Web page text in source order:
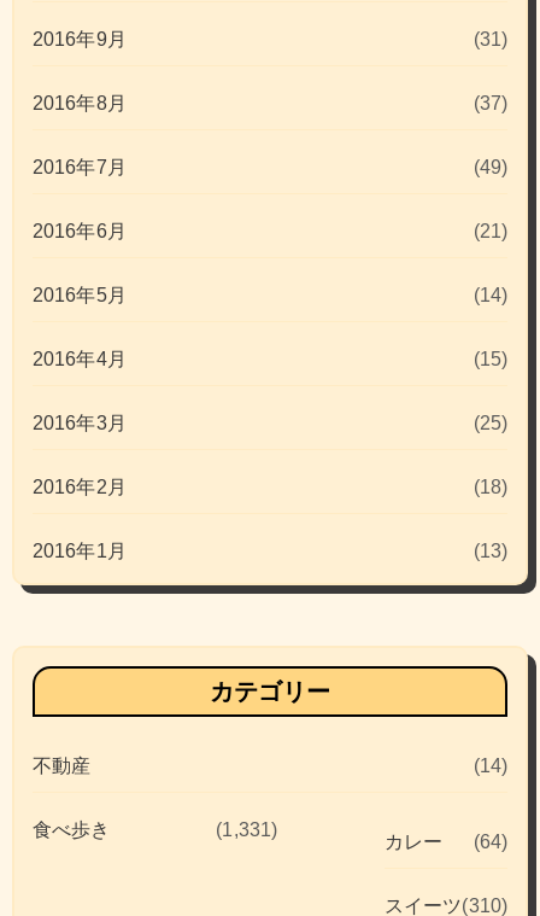
2016年9月 (31)
2016年8月 (37)
2016年7月 (49)
2016年6月 (21)
2016年5月 (14)
2016年4月 (15)
2016年3月 (25)
2016年2月 (18)
2016年1月 (13)
カテゴリー
不動産 (14)
食べ歩き (1,331)
カレー (64)
スイーツ(310)